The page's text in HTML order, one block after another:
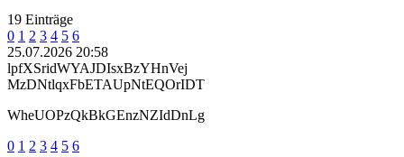
19 Einträge
0 1 2 3 4 5 6
25.07.2026 20:58
lpfXSridWYAJDIsxBzYHnVej
MzDNtlqxFbETAUpNtEQOrIDT
WheUOPzQkBkGEnzNZIdDnLg
0 1 2 3 4 5 6